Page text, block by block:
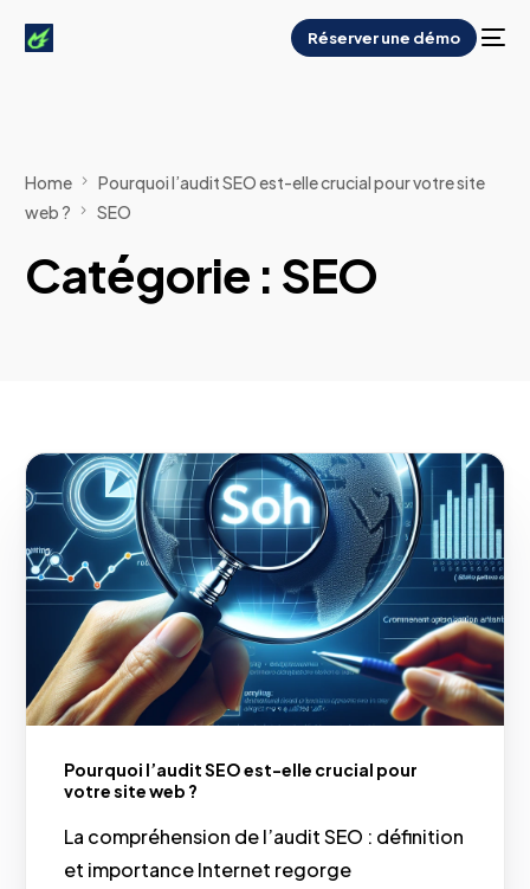
Réserver une démo
Home
Pourquoi l’audit SEO est-elle crucial pour votre site
web ?
SEO
Catégorie : SEO
Pourquoi l’audit SEO est-elle crucial pour
votre site web ?
La compréhension de l’audit SEO : définition
et importance Internet regorge